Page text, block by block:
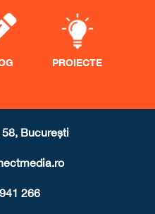
PROIECTE
București
266